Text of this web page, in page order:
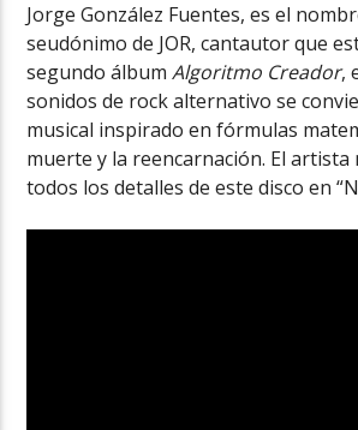
Jorge González Fuentes, es el
seudónimo de JOR, cantautor que
segundo álbumAlgoritmo Creador,
sonidos de rock alternativo se
musical inspirado en fórmulas
muerte y la reencarnación. El
todos los detalles de este disco en